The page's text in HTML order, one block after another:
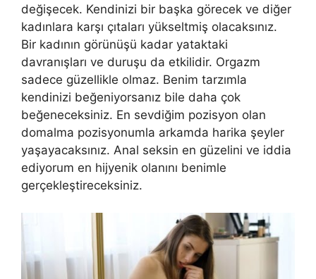
değişecek. Kendinizi bir başka görecek ve diğer
kadınlara karşı çıtaları yükseltmiş olacaksınız.
Bir kadının görünüşü kadar yataktaki
davranışları ve duruşu da etkilidir. Orgazm
sadece güzellikle olmaz. Benim tarzımla
kendinizi beğeniyorsanız bile daha çok
beğeneceksiniz. En sevdiğim pozisyon olan
domalma pozisyonumla arkamda harika şeyler
yaşayacaksınız. Anal seksin en güzelini ve iddia
ediyorum en hijyenik olanını benimle
gerçekleştireceksiniz.